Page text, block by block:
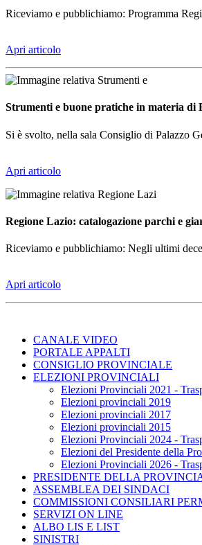
Riceviamo e pubblichiamo: Programma
Apri articolo
Strumenti e buone pratiche in materia di
Si è svolto, nella sala Consiglio di Palazzo
Apri articolo
Regione Lazio: catalogazione parchi e
Riceviamo e pubblichiamo: Negli ultimi
Apri articolo
CANALE VIDEO
PORTALE APPALTI
CONSIGLIO PROVINCIALE
ELEZIONI PROVINCIALI
Elezioni Provinciali 2021 -
Elezioni provinciali 2019
Elezioni provinciali 2017
Elezioni provinciali 2015
Elezioni Provinciali 2024 -
Elezioni del Presidente della
Elezioni Provinciali 2026 -
PRESIDENTE DELLA
ASSEMBLEA DEI SINDACI
COMMISSIONI CONSILIARI
SERVIZI ON LINE
ALBO LIS E LIST
SINISTRI